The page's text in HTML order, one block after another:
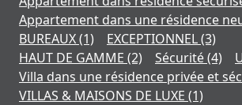
Appartement dans une résidence
BUREAUX(1) EXCEPTIONNEL(3)
HAUT DE GAMME (2) Sécurité(4)
Villa dans une résidence privée et
VILLAS & MAISONS DE LUXE (1)